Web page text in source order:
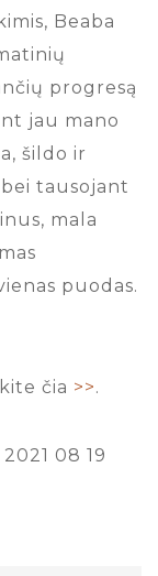
Beaba
progresą
jau mano
šildo ir
tausojant
mala
puodas.
čia >>.
2021 08 19